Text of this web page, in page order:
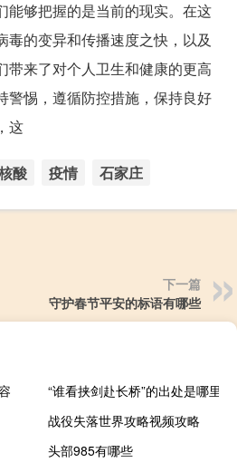
能够把握的是当前的现实。在这
毒的变异和传播速度之快，以及
带来了对个人卫生和健康的更高
警惕，遵循防控措施，保持良好
这
酸 疫情 石家庄
下一篇
守护春节平安的标语有哪些
“谁看挟剑赴长桥”的出处是哪里
战役失落世界攻略视频攻略
头部985有哪些